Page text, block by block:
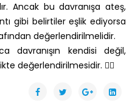
Ancak bu davranışa ateş,
gibi belirtiler eşlik ediyorsa
değerlendirilmelidir.
davranışın kendisi değil,
değerlendirilmesidir. 👩‍⚕️